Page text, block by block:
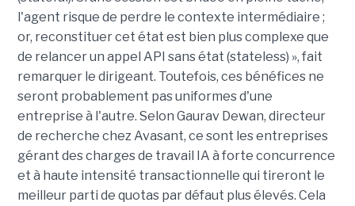
l'agent risque de perdre le contexte intermédiaire ;
or, reconstituer cet état est bien plus complexe que
de relancer un appel API sans état (stateless) », fait
remarquer le dirigeant. Toutefois, ces bénéfices ne
seront probablement pas uniformes d'une
entreprise à l'autre. Selon Gaurav Dewan, directeur
de recherche chez Avasant, ce sont les entreprises
gérant des charges de travail IA à forte concurrence
et à haute intensité transactionnelle qui tireront le
meilleur parti de quotas par défaut plus élevés. Cela